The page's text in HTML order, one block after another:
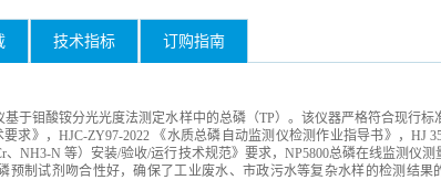
技术指标 订购指南
基于钼酸铵分光光度法测定水样中的总磷（TP）。该仪器严格符合现行标
要求》，HJC-ZY97-2022 《水质总磷自动监测仪检测作业指导书》，HJ
、NH3-N 等）安装/验收/运行技术规范》要求，NP5800总磷在线监测仪测
预制试剂吻合性好，确保了工业废水、市政污水等复杂水样的检测结果